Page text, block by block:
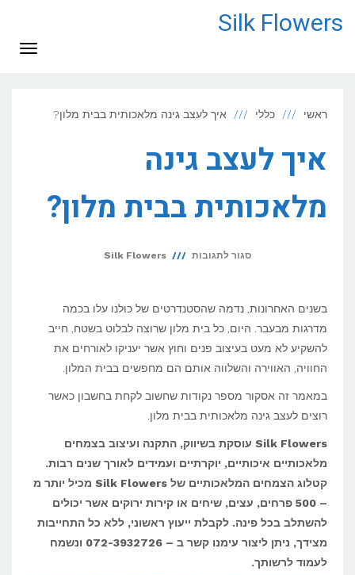
Silk Flowers
ראשי כללי איך לעצב גינה מלאכותית בבית מלון?
איך לעצב גינה
מלאכותית בבית מלון?
סגור לתגובות על
גינה
מלאכותית
בבית
מלון?
Silk Flowers
בשנים האחרונות, נדמה שהסטנדרטים של כולנו עלו בכמה
מדרגות מבעבר. היום, כל בית מלון שרוצה לבלוט בשטח, חייב
להשקיע לא מעט בעיצוב פנים וחוץ אשר יעניקו לאורחים את
החוויה, האווירה והשלווה אותם הם מחפשים בבית המלון.
במאמר זה אסקור מספר נקודות שחשוב לקחת בחשבון כאשר
רוצים לעצב גינה מלאכותית בבית מלון.
Silk Flowers עוסקת בשיווק, התקנה ועיצוב בצמחים
מלאכותיים איכותיים, יוקרתיים ועמידים לאורך שנים רבות.
קטלוג הצמחים המלאכותיים של Silk Flowers מכיל יותר מ
– 500 פרחים, עצים, שיחים או קירות ירוקים אשר יכולים
להשתלב בכל פינה. לקבלת ייעוץ ראשוני, ללא כל התחייבות
מצידך, ניתן ליצור עימנו קשר ב – 072-3932726
ונשמח
לעמוד לרשותך.